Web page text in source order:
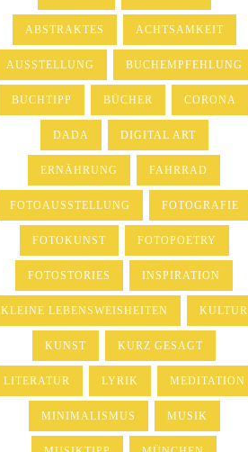
ABSTRAKTES ACHTSAMKEIT
AUSSTELLUNG BUCHEMPFEHLUNG
BUCHTIPP BÜCHER CORONA
DADA DIGITAL ART
ERNÄHRUNG FAHRRAD
FOTOAUSSTELLUNG FOTOGRAFIE
FOTOKUNST FOTOPOETRY
FOTOSTORIES INSPIRATION
KLEINE LEBENSWEISHEITEN KULTUR
KUNST KURZ GESAGT
LITERATUR LYRIK MEDITATION
MINIMALISMUS MUSIK